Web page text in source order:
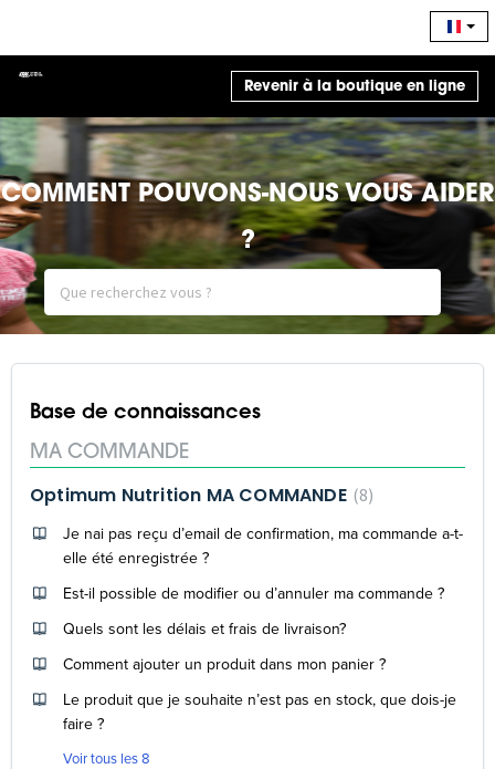
Revenir à la boutique en ligne
COMMENT POUVONS-NOUS VOUS AIDER
?
Base de connaissances
MA COMMANDE
Optimum Nutrition MA COMMANDE
8
Je nai pas reçu d’email de confirmation, ma commande a-t-
elle été enregistrée ?
Est-il possible de modifier ou d’annuler ma commande ?
Quels sont les délais et frais de livraison?
Comment ajouter un produit dans mon panier ?
Le produit que je souhaite n’est pas en stock, que dois-je
faire ?
Voir tous les 8